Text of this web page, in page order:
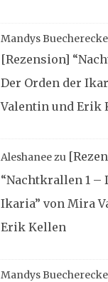
Mandys Buecherecke
[Rezension]
Der Orden der
Valentin und Erik
Aleshaneezu
“Nachtkrallen 1 –
Ikaria” von Mira
Erik Kellen
Mandys Buecherecke